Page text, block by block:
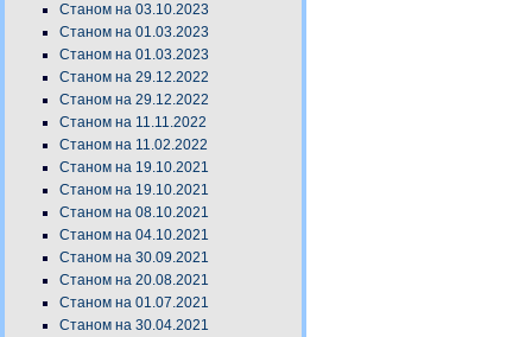
Станом на 03.10.2023
Станом на 01.03.2023
Станом на 01.03.2023
Станом на 29.12.2022
Станом на 29.12.2022
Станом на 11.11.2022
Станом на 11.02.2022
Станом на 19.10.2021
Станом на 19.10.2021
Станом на 08.10.2021
Станом на 04.10.2021
Станом на 30.09.2021
Станом на 20.08.2021
Станом на 01.07.2021
Станом на 30.04.2021